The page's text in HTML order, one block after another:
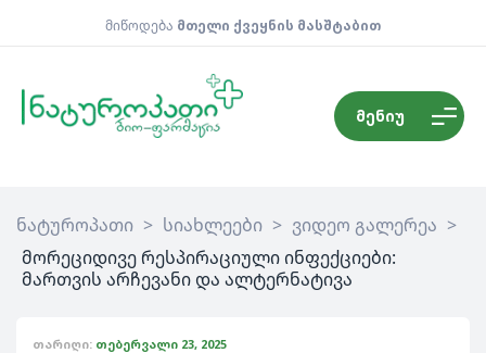
მიწოდება მთელი ქვეყნის მასშტაბით
მენიუ
ნატუროპათი > სიახლეები > ვიდეო გალერეა >
მორეციდივე რესპირაციული ინფექციები:
მართვის არჩევანი და ალტერნატივა
ᲗᲐᲠᲘᲦᲘ: ᲗᲔᲑᲔᲠᲕᲐᲚᲘ 23, 2025